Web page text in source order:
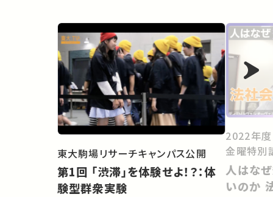
東大駒場リサーチキャンパス公開
第1回 「渋滞」を体験せよ！？：体
験型群衆実験
2022年度
金曜特別
人はな
いのか